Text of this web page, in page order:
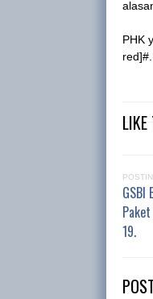
PHK
red]#.
GSBI
19.